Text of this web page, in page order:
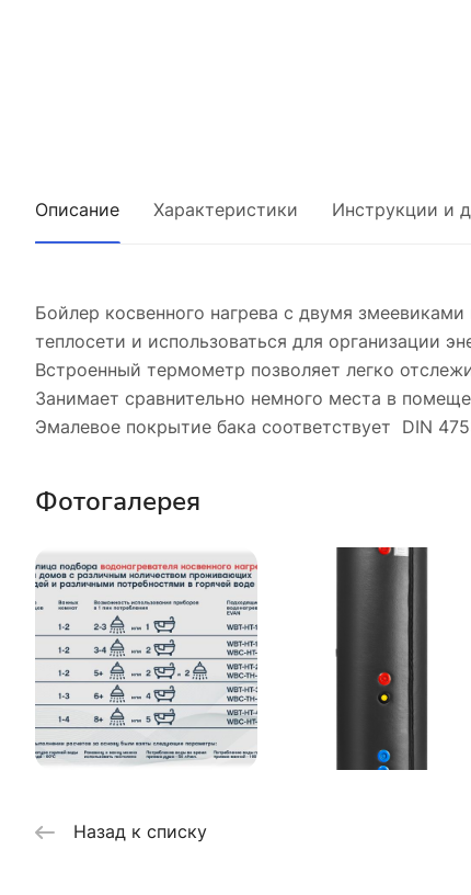
Описание Характеристики Инструкции и
Бойлер косвенного нагрева с двумя
теплосети и использоваться для организации
Встроенный термометр позволяет легко
Занимает сравнительно немного места в
Эмалевое покрытие бака соответствует DIN
Фотогалерея
Назад к списку